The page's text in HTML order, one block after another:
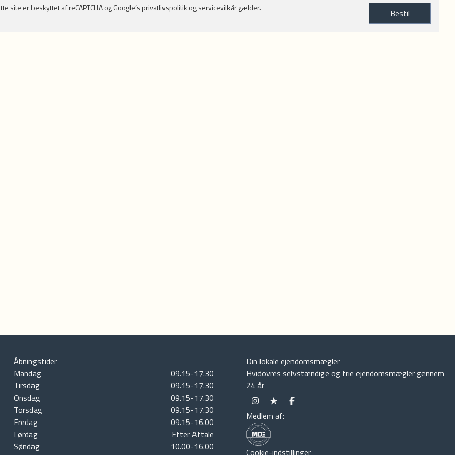
site er beskyttet af reCAPTCHA og Google’sprivatlivspolitik ogservicevilkårgælder. Bestil
Åbningstider
Mandag
09.15-17.30
Tirsdag
09.15-17.30
Onsdag
09.15-17.30
Torsdag
09.15-17.30
Fredag
09.15-16.00
Lørdag
Efter Aftale
Søndag
10.00-16.00
Din lokale ejendomsmægler
Hvidovres selvstændige og frie ejendomsmægler gennem
24 år
Medlem af:
Cookie-indstillinger